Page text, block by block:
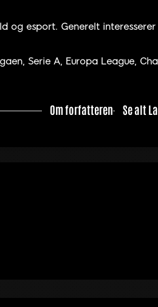
og esport. Generelt
Serie A, Europa League,
Om forfatteren Se alt